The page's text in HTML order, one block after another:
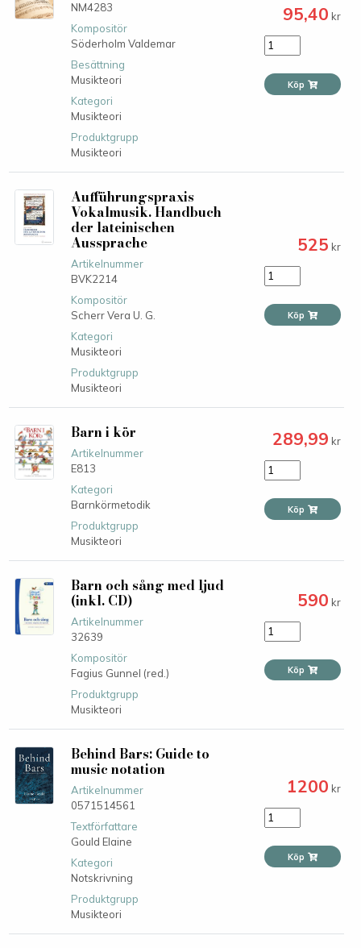
NM4283
Kompositör
Söderholm Valdemar
Besättning
Musikteori
Kategori
Musikteori
Produktgrupp
Musikteori
95,40 kr
Köp
Aufführungspraxis
Vokalmusik. Handbuch
der lateinischen
Aussprache
Artikelnummer
BVK2214
Kompositör
Scherr Vera U. G.
Kategori
Musikteori
Produktgrupp
Musikteori
525 kr
Köp
Barn i kör
Artikelnummer
E813
Kategori
Barnkörmetodik
Produktgrupp
Musikteori
289,99 kr
Köp
Barn och sång med ljud
(inkl. CD)
Artikelnummer
32639
Kompositör
Fagius Gunnel (red.)
Produktgrupp
Musikteori
590 kr
Köp
Behind Bars: Guide to
music notation
Artikelnummer
0571514561
Textförfattare
Gould Elaine
Kategori
Notskrivning
Produktgrupp
Musikteori
1200 kr
Köp